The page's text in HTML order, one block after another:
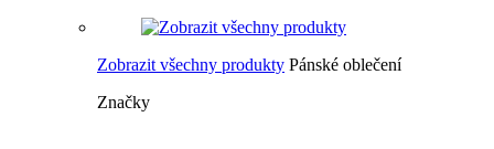
Zobrazit všechny produkty Pánské oblečení
Značky